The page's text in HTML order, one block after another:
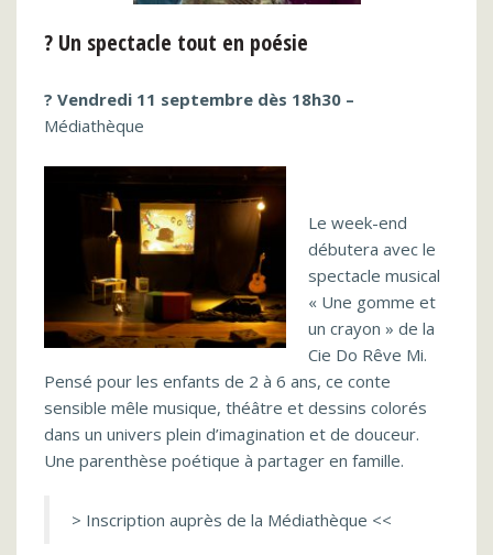
? Un spectacle tout en poésie
? Vendredi 11 septembre dès 18h30 –
Médiathèque
Le week-end
débutera avec le
spectacle musical
« Une gomme et
un crayon » de la
Cie Do Rêve Mi.
Pensé pour les enfants de 2 à 6 ans, ce conte
sensible mêle musique, théâtre et dessins colorés
dans un univers plein d’imagination et de douceur.
Une parenthèse poétique à partager en famille.
> Inscription auprès de la Médiathèque <<